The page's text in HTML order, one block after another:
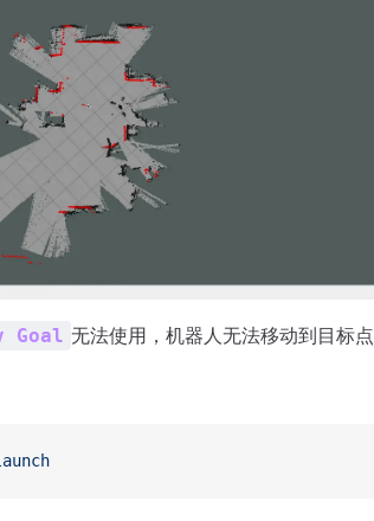
Goal 无法使用，机器人无法移动到目标点